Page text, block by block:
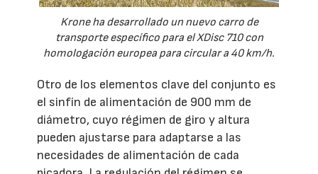
Krone ha desarrollado un nuevo carro de
transporte específico para el XDisc 710 con
homologación europea para circular a 40 km/h.
Otro de los elementos clave del conjunto es
el sinfín de alimentación de 900 mm de
diámetro, cuyo régimen de giro y altura
pueden ajustarse para adaptarse a las
necesidades de alimentación de cada